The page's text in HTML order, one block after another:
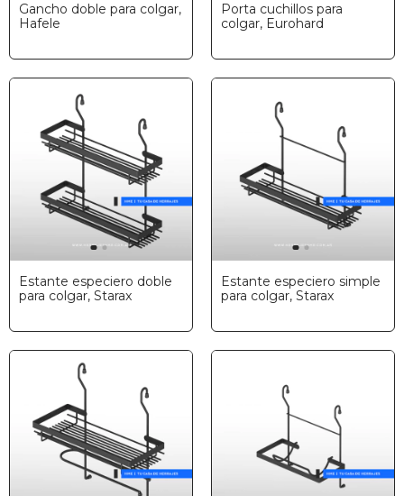
Gancho doble para colgar,
Hafele
Porta cuchillos para
colgar, Eurohard
Estante especiero doble
para colgar, Starax
Estante especiero simple
para colgar, Starax